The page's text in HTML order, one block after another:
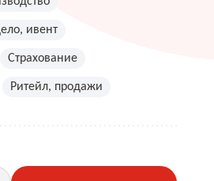
ивент
Страхование
Ритейл, продажи